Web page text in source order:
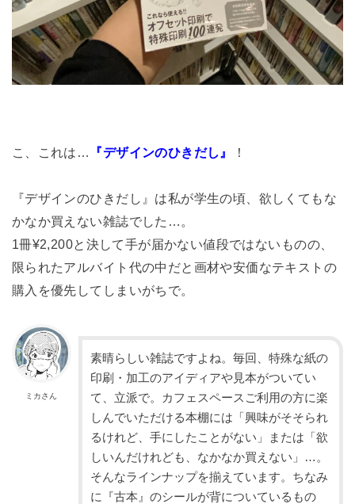
こ、これは… 『デザインのひきだし』 ！
『デザインのひきだし』は私が学生の頃、欲しくてもな
かなか買えない雑誌でした…。
1冊¥2,200と決して手が届かない値段ではないものの、
限られたアルバイト代の中だと画材や安価なテキストの
購入を優先してしまいがちで。
ミカさん
素晴らしい雑誌ですよね。毎回、特殊な紙の
印刷・加工のアイディアや見本がついてい
て、立派で。カフェスペースご利用の方に楽
しんでいただける本棚には「興味がそそられ
るけれど、 手にしたことがない 」または「欲
しいんだけれども、なかなか買えない」…。
そんなラインナップを揃えています。ちなみ
に『古本』のシールが背についているもの